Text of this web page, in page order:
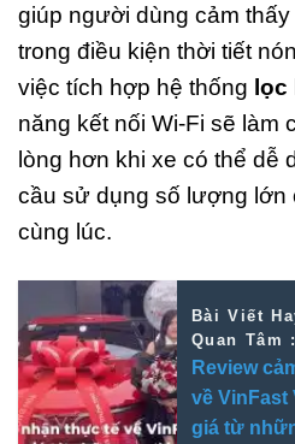
giúp người dùng cảm
trong điều kiện thời tiết
việc tích hợp hệ thống lọc
năng kết nối Wi-Fi sẽ làm
lòng hơn khi xe có thể dễ
cầu sử dụng số lượng lớn
cùng lúc.
Bài Viết
Quan Tâm :
Review
về VinFast
giá từ